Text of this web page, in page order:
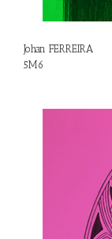
Johan FERREIRA
5M6